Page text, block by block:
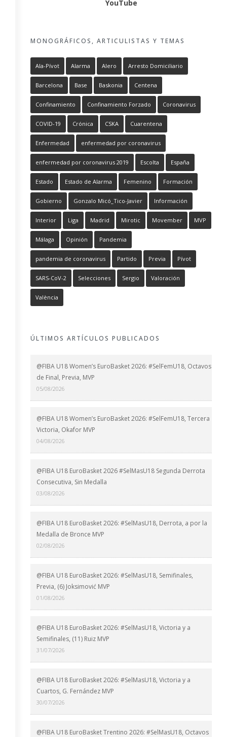
YouTube
MONOGRÁFICOS, ARTICULISTAS Y TEMAS
Ala-Pívot Alarma Alero Arresto Domiciliario
Barcelona Base Baskonia Centena
Confinamiento Confinamiento Forzado Coronavirus
COVID-19 Crónica CSKA Cuarentena
Enfermedad enfermedad por coronavirus
enfermedad por coronavirus 2019 Escolta España
Estado Estado de Alarma Femenino Formación
Gobierno Gonzalo Micó_Tico-Javier Información
Interior Liga Madrid Mirotic Movember MVP
Málaga Opinión Pandemia
pandemia de coronavirus Partido Previa Pívot
SARS-CoV-2 Selecciones Sergio Valoración
València
ÚLTIMOS ARTÍCULOS PUBLICADOS
@FIBA U18 Women’s EuroBasket 2026: #SelFemU18, Octavos
de Final, Previa, MVP
05/08/2026
@FIBA U18 Women’s EuroBasket 2026: #SelFemU18, Tercera
Victoria, Okafor MVP
04/08/2026
@FIBA U18 EuroBasket 2026 #SelMasU18 Segunda Derrota
Consecutiva, Sin Medalla
03/08/2026
@FIBA U18 EuroBasket 2026: #SelMasU18, Derrota, a por la
Medalla de Bronce MVP
02/08/2026
@FIBA U18 EuroBasket 2026: #SelMasU18, Semifinales,
Previa, (6) Joksimović MVP
01/08/2026
@FIBA U18 EuroBasket 2026: #SelMasU18, Victoria y a
Semifinales, (11) Ruiz MVP
31/07/2026
@FIBA U18 EuroBasket 2026: #SelMasU18, Victoria y a
Cuartos, G. Fernández MVP
30/07/2026
@FIBA U18 EuroBasket Trentino 2026: #SelMasU18, Octavos